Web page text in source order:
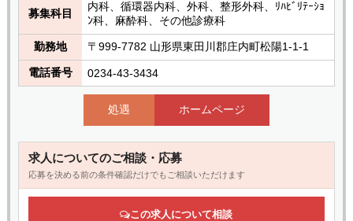
募集科目
内科、循環器内科、外科、整形外科、ﾘﾊﾋﾞﾘﾃｰｼｮ
ﾝ科、麻酔科、その他診療科
勤務地 〒999-7782 山形県東田川郡庄内町松陽1-1-1
電話番号 0234-43-3434
処遇 ホームページ
求人についてのご相談・応募
応募を決める前の条件確認だけでもご相談いただけます
この求人について相談